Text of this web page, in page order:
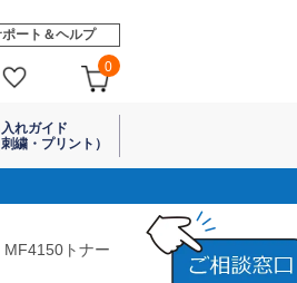
ート＆ヘルプ
0
れガイド
刺繍・プリント）
MF4150トナー